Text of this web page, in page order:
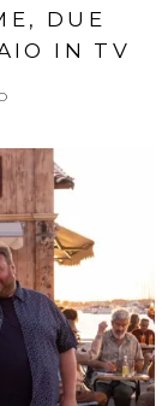
DUE
IN TV